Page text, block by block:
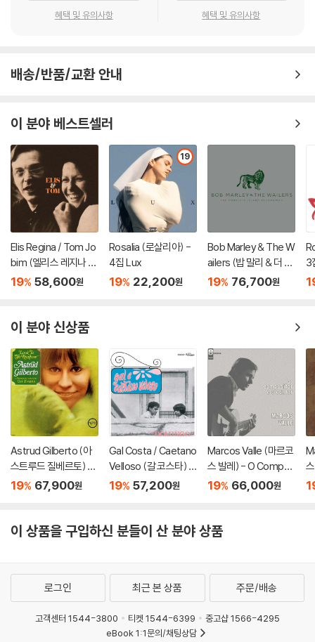
혜택 및 유의사항 혜택 및 유의사항
배송/반품/교환 안내
이 분야 베스트셀러
Elis Regina / Tom Jo
bim (엘리스 레지나 /
톰 조빔) - Elis & Tom
19% 58,600원
19
Rosalia (로살리아) -
4집 Lux
19% 22,200원
Bob Marley & The W
ailers (밥 말리 & 더 웨
일러스) - The Compl
19% 76,700원
3
이 분야 신상품
Astrud Gilberto (아
스트루드 질베르토) -
Look to the rainbow
19% 67,900원
Gal Costa / Caetano
Velloso (갈 코스타) -
Domingo [LP]
19% 57,200원
Marcos Valle (마르코
스 발레) - O Compos
itor E O Cantor [LP]
19% 66,000원
P]
이 상품을 구입하신 분들이 산 분야 상품
로그인 최근 본 상품 주문/배송
고객센터 1544-3800 티켓 1544-6399
중고샵 1566-4295
eBook 1:1문의/채팅상담